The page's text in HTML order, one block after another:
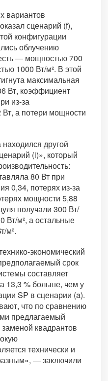
вариантов
сценарий (f),
конфигурации
облучению
— мощностью 700
1000 Вт/м². В этой
максимальная
Вт, коэффициент
из-за
а потери мощности
другой
(i)», который
80 Вт при
0,34, потерях из-за
мощности 5,88
получали 300 Вт/
Вт/м², а остальные
м².
экономический
срок
составляет
13,3 % больше, чем у
SP в сценарии (a).
что по сравнению
предлагаемый
квадрантов
технически и
— заключили